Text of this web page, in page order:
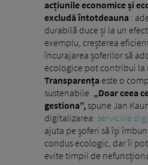
acțiunile economice și
excludă întotdeauna :
durabilă duce și la un
exemplu, creșterea
încurajarea șoferilor să
ecologice pot contribui la
Transparența este o
sustenabile. „Doar ceea
gestiona”,spune Jan
digitalizarea:serviciile
ajuta pe șoferi să își
condus ecologic, dar îi
evite timpii de